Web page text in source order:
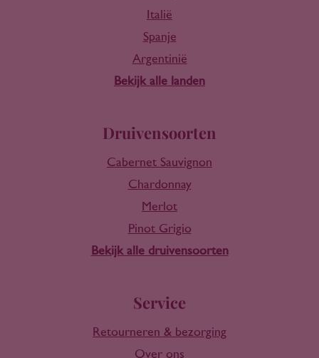
Italië
Spanje
Argentinië
Bekijk alle landen
Druivensoorten
Cabernet Sauvignon
Chardonnay
Merlot
Pinot Grigio
Bekijk alle druivensoorten
Service
Retourneren & bezorging
Over ons